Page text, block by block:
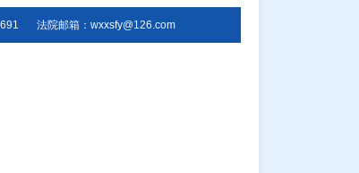
法院邮箱：wxxsfy@126.com